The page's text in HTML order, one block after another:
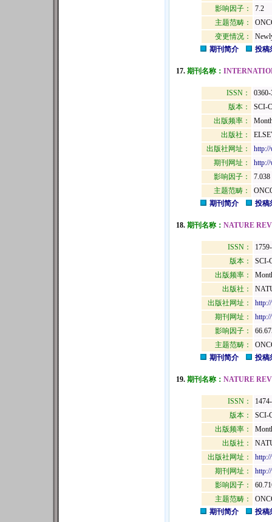
影响因子：
7.2
主题范畴：
变更情况：
期刊简介
投稿
17. 期刊名称：
ISSN：
0360-
版本：
SCI-
出版频率：
出版社：
出版社网址：
http://
期刊网址：
http://
影响因子：
7.038
主题范畴：
期刊简介
投稿
18. 期刊名称： NATURE
ISSN：
版本：
SCI-
出版频率：
出版社：
出版社网址：
期刊网址：
影响因子：
主题范畴：
期刊简介
投稿
19. 期刊名称： NATURE
ISSN：
版本：
SCI-
出版频率：
出版社：
出版社网址：
期刊网址：
影响因子：
主题范畴：
期刊简介
投稿